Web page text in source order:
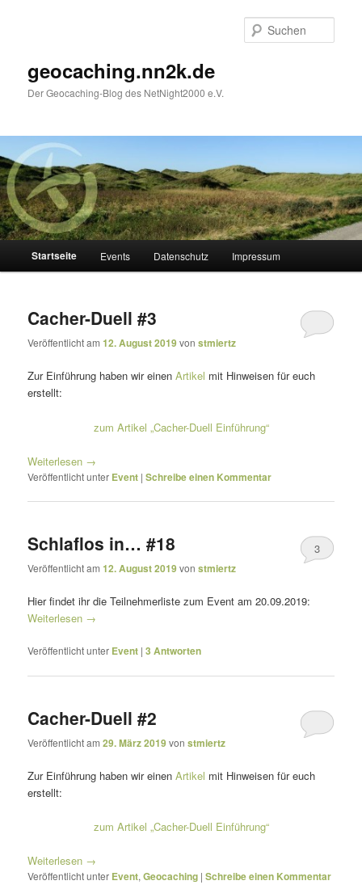
geocaching.nn2k.de
Der Geocaching-Blog des NetNight2000 e.V.
HauptmenüStartseite Events Datenschutz Impressum
Cacher-Duell #3
Veröffentlicht am12. August 2019vonstmiertz
Zur Einführung haben wir einenArtikel mit Hinweisen für euch
erstellt:
zum Artikel „Cacher-Duell Einführung“
Weiterlesen →
Veröffentlicht unter Event |Schreibe einen Kommentar
Schlaflos in… #18
Veröffentlicht am12. August 2019vonstmiertz
3
Hier findet ihr die Teilnehmerliste zum Event am 20.09.2019:
Weiterlesen →
Veröffentlicht unter Event |3 Antworten
Cacher-Duell #2
Veröffentlicht am29. März 2019vonstmiertz
Zur Einführung haben wir einenArtikel mit Hinweisen für euch
erstellt:
zum Artikel „Cacher-Duell Einführung“
Weiterlesen →
Veröffentlicht unter Event,Geocaching |Schreibe einen Kommentar